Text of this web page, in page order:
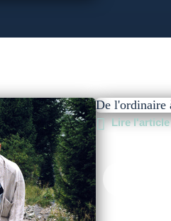
De l'ordinaire
Lire l'article